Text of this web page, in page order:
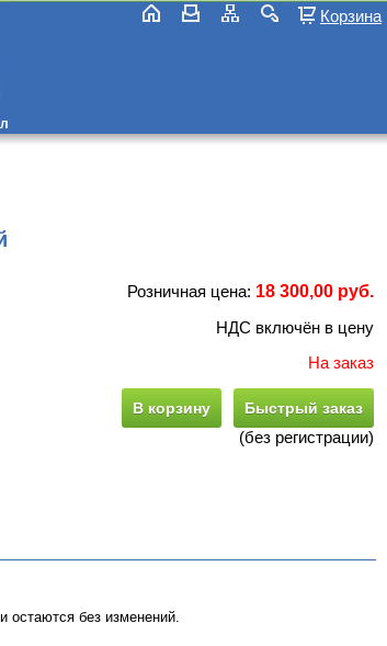
Корзина
Розничная цена: 18 300,00 руб.
НДС включён в цену
На заказ
В корзину Быстрый заказ
(без регистрации)
остаются без изменений.